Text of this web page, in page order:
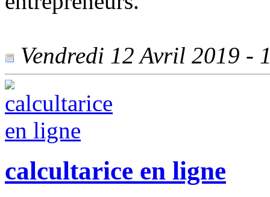
Vendredi 12 Avril 2019 -
calcultarice en ligne